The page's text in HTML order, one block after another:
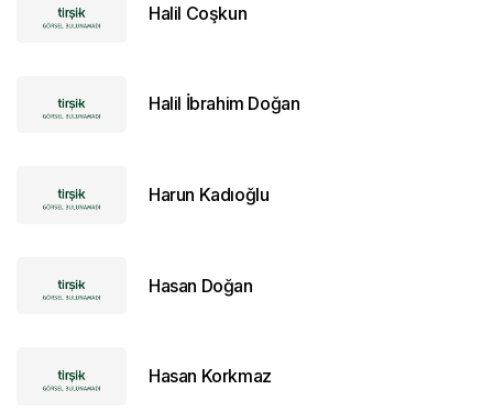
Halil Coşkun
Halil İbrahim Doğan
Harun Kadıoğlu
Hasan Doğan
Hasan Korkmaz